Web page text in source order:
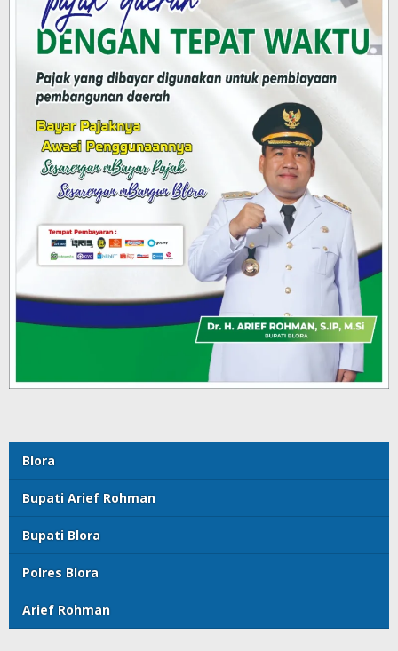
Blora
Bupati Arief Rohman
Bupati Blora
Polres Blora
Arief Rohman